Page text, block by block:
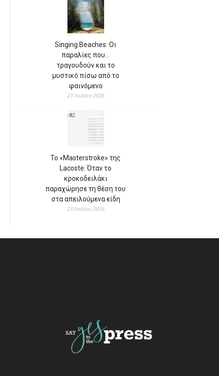
Singing Beaches: Οι
παραλίες που…
τραγουδούν και το
μυστικό πίσω από το
φαινόμενο
23 Ιουλίου 2026
Το «Masterstroke» της
Lacoste: Όταν το
κροκοδειλάκι
παραχώρησε τη θέση του
στα απειλούμενα είδη
23 Ιουλίου 2026